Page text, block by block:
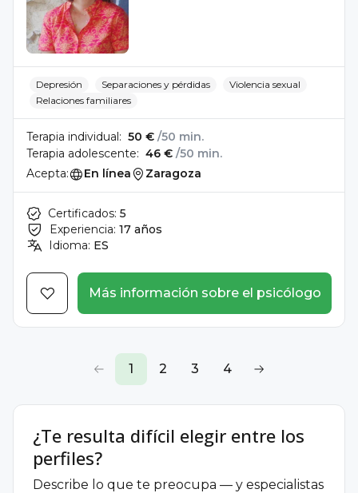
Depresión Separaciones y pérdidas
Violencia sexual
Relaciones familiares
Terapia individual: 50 € /50 min.
Terapia adolescente: 46 € /50 min.
Acepta:
En línea Zaragoza
Certificados: 5
Experiencia: 17 años
Idioma: ES
Más información sobre el psicólogo
1 2 3 4
¿Te resulta difícil elegir entre los
perfiles?
Describe lo que te preocupa — y especialistas